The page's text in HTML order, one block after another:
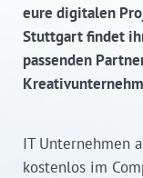
eure digitalen
Stuttgart findet
passenden
IT Unternehmen
kostenlos im